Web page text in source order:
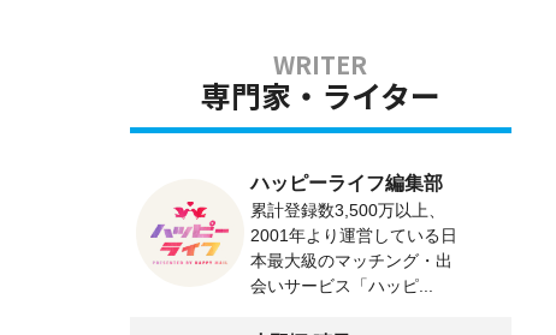
専門家・ライター
ハッピーライフ編集部
累計登録数3,500万以上、
2001年より運営している日
本最大級のマッチング・出
会いサービス「ハッピ...